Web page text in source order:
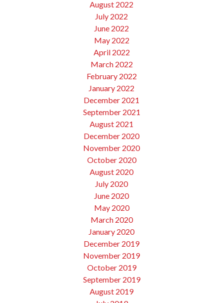
August 2022
July 2022
June 2022
May 2022
April 2022
March 2022
February 2022
January 2022
December 2021
September 2021
August 2021
December 2020
November 2020
October 2020
August 2020
July 2020
June 2020
May 2020
March 2020
January 2020
December 2019
November 2019
October 2019
September 2019
August 2019